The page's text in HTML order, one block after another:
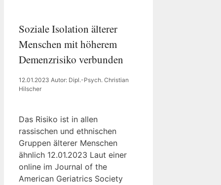
Soziale Isolation älterer
Menschen mit höherem
Demenzrisiko verbunden
12.01.2023 Autor: Dipl.-Psych. Christian
Hilscher
Das Risiko ist in allen
rassischen und ethnischen
Gruppen älterer Menschen
ähnlich 12.01.2023 Laut einer
online im Journal of the
American Geriatrics Society